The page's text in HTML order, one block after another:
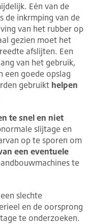
Eén van de
de inkrmping van de
van het rubber op
gezien moet het
afslijten. Een
van het gebruik,
een goede opslag
gebruikt helpen
te snel en niet
slijtage en
op te sporen om
een eventuele
te
slechte
en de oorsprong
te onderzoeken.